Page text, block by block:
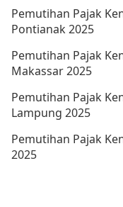
Pemutihan Pajak
Pontianak 2025
Pemutihan Pajak
Makassar 2025
Pemutihan Pajak
Lampung 2025
Pemutihan Pajak
2025